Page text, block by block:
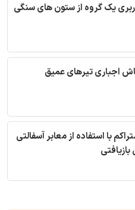
یک گروه از ستون های سنگی
اجباری تیرهای عمیق
با استفاده از معابر آسفالتی